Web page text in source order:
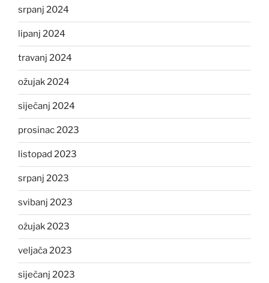
srpanj 2024
lipanj 2024
travanj 2024
ožujak 2024
siječanj 2024
prosinac 2023
listopad 2023
srpanj 2023
svibanj 2023
ožujak 2023
veljača 2023
siječanj 2023